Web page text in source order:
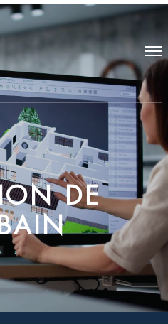
ON DE
AIN